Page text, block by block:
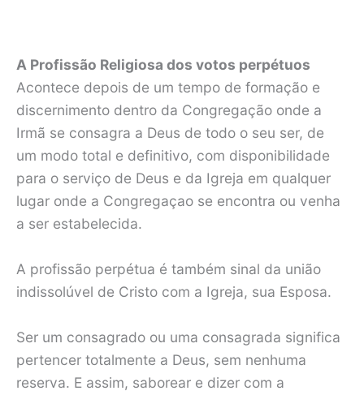
A Profissão Religiosa dos votos perpétuos
Acontece depois de um tempo de formação e
discernimento dentro da Congregação onde a
Irmã se consagra a Deus de todo o seu ser, de
um modo total e definitivo, com disponibilidade
para o serviço de Deus e da Igreja em qualquer
lugar onde a Congregaçao se encontra ou venha
a ser estabelecida.
A profissão perpétua é também sinal da união
indissolúvel de Cristo com a Igreja, sua Esposa.
Ser um consagrado ou uma consagrada significa
pertencer totalmente a Deus, sem nenhuma
reserva. E assim, saborear e dizer com a